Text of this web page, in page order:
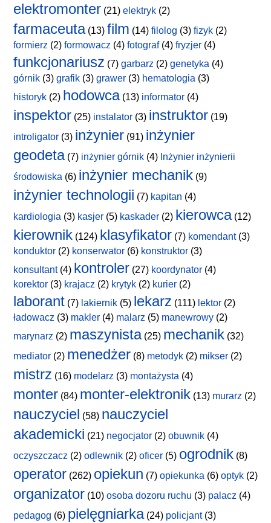
elektromonter (21) elektryk (2)
farmaceuta(13) film (14) filolog (3) fizyk (2)
formierz (2) formowacz (4) fotograf(4) fryzjer (4)
funkcjonariusz (7) garbarz (2) genetyka (4)
górnik (3) grafik (3) grawer (3) hematologia (3)
historyk (2) hodowca(13) informator (4)
inspektor (25) instalator (3) instruktor (19)
introligator (3) inżynier (91) inżynier
geodeta(7) inżynier górnik (4) Inżynier inżynierii
środowiska (6) inżynier mechanik (9)
inżynier technologii (7) kapitan (4)
kardiologia (3) kasjer (5) kaskader (2) kierowca(12)
kierownik (124) klasyfikator (7) komendant(3)
konduktor (2) konserwator (6) konstruktor (3)
konsultant(4) kontroler (27) koordynator (4)
korektor (3) krajacz (2) krytyk (2) kurier (2)
laborant (7) lakiernik (5) lekarz (111) lektor (2)
ładowacz (3) makler (4) malarz (5) manewrowy (2)
marynarz (2) maszynista(25) mechanik (32)
mediator (2) menedżer (8) metodyk (2) mikser (2)
mistrz (16) modelarz (3) montażysta (4)
monter (84) monter-elektronik (13) murarz (2)
nauczyciel (58) nauczyciel
akademicki (21) negocjator (2) obuwnik (4)
oczyszczacz (2) odlewnik (2) oficer (5) ogrodnik (8)
operator (262) opiekun (7) opiekunka (6) optyk (2)
organizator (10) osoba dozoru ruchu (3) palacz (4)
pedagog (6) pielęgniarka(24) policjant(3)